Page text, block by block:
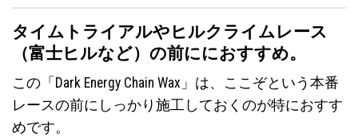
タイムトライアルやヒルクライムレース
（富士ヒルなど）の前ににおすすめ。
この「Dark Energy Chain Wax」は、ここぞという本番
レースの前にしっかり施工しておくのが特におすす
めです。